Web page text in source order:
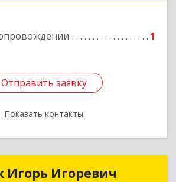
1
Отправить заявку
Показать контакты
Подробнее
Отправить заявку
Назад
Игорь Игоревич
Игорь Игоревич